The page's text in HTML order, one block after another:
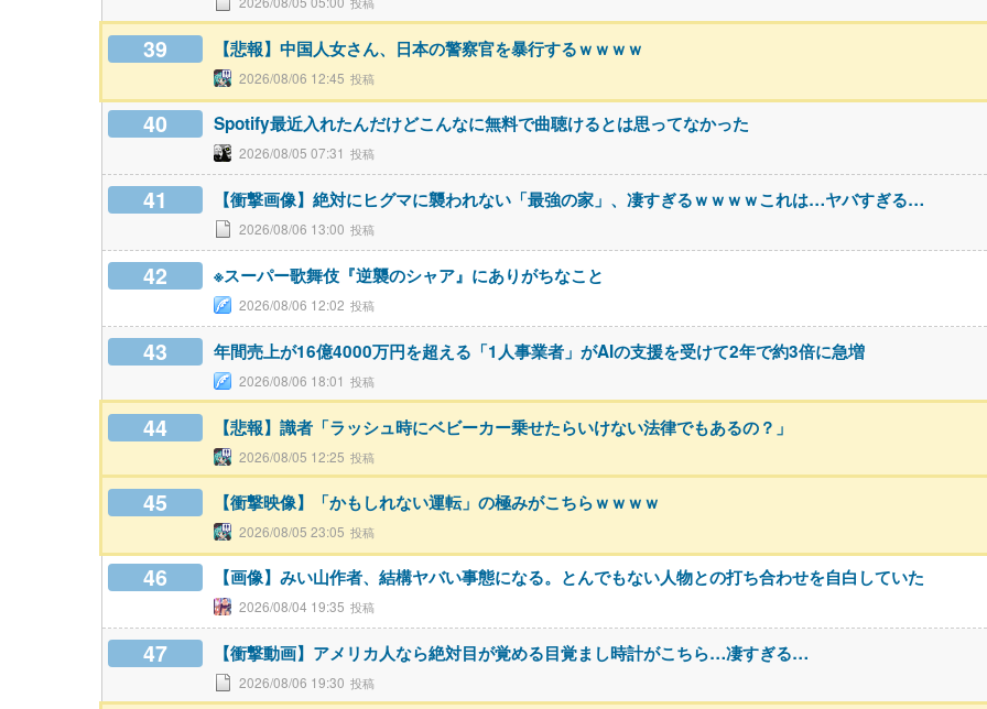
39 【悲報】中国人女さん、日本の警察官を暴行するｗｗｗｗ
2026/08/06 12:45
40 Spotify最近入れたんだけどこんなに無料で曲聴けるとは思ってなかった
2026/08/05 07:31
41 【衝撃画像】絶対にヒグマに襲われない「最強の家」、凄すぎるｗｗｗｗこれは…ヤバすぎる…
2026/08/06 13:00
42 ※スーパー歌舞伎『逆襲のシャア』にありがちなこと
2026/08/06 12:02
43 年間売上が16億4000万円を超える「1人事業者」がAIの支援を受けて2年で約3倍に急増
2026/08/06 18:01
44 【悲報】識者「ラッシュ時にベビーカー乗せたらいけない法律でもあるの？」
2026/08/05 12:25
45 【衝撃映像】「かもしれない運転」の極みがこちらｗｗｗｗ
2026/08/05 23:05
46 【画像】みい山作者、結構ヤバい事態になる。とんでもない人物との打ち合わせを自白していた
2026/08/04 19:35
47 【衝撃動画】アメリカ人なら絶対目が覚める目覚まし時計がこちら…凄すぎる…
2026/08/06 19:30